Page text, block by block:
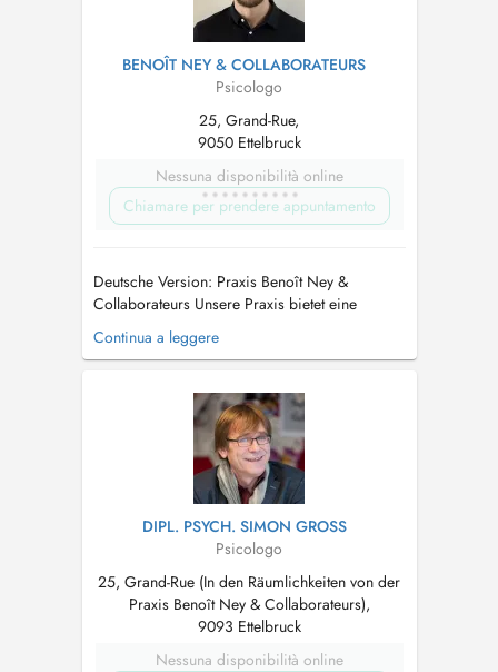
BENOÎT NEY & COLLABORATEURS
Psicologo
25, Grand-Rue,
9050 Ettelbruck
Nessuna disponibilità online
Chiamare per prendere appuntamento
Deutsche Version: Praxis Benoît Ney &
Collaborateurs Unsere Praxis bietet eine
strukturierte psychologische Begleitung an,
bestehend aus: Einzelberatungen Beratungen
Continua a leggere
DIPL. PSYCH. SIMON GROSS
Psicologo
25, Grand-Rue (In den Räumlichkeiten von der
Praxis Benoît Ney & Collaborateurs),
9093 Ettelbruck
Nessuna disponibilità online